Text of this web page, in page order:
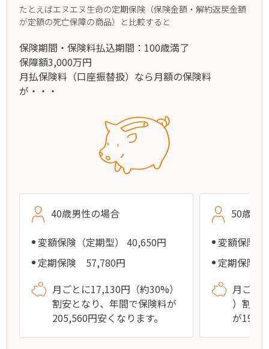
たとえばエヌエヌ生命の定期保険（保険金額・解約返戻金額
が定額の死亡保障の商品）と比較すると
保険期間・保険料払込期間：100歳満了
保障額3,000万円
月払保険料（口座振替扱）なら月額の保険料
が・・・
40歳男性の場合
変額保険（定期型） 40,650円
定期保険 57,780円
月ごとに17,130円（約30%）
割安となり、年間で保険料が
205,560円安くなります。
50歳男
変額保険
定期保険
月ごと
）割安
が